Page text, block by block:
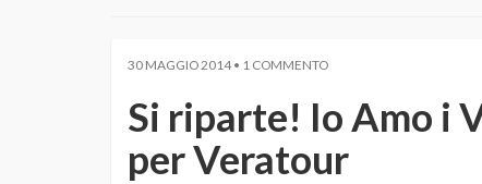
30 MAGGIO 2014 • 1 COMMENTO
Si riparte! Io Amo i
per Veratour